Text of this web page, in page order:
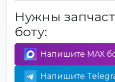
Нужны
боту:
Напишите MAX
Напишите